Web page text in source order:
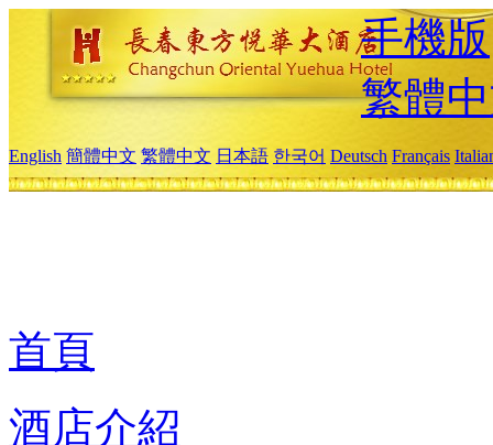
手機版
繁體
English 簡體中文 繁體中文 日本語 한국어 Deutsch Français
首頁
酒店介紹